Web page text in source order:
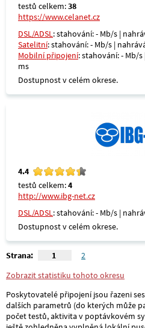
testů celkem:38
https://www.celanet.cz
DSL/ADSL: stahování: - Mb/s |
Satelitní: stahování: - Mb/s |
Mobilní připojení: stahování: - Mb/
ms
Dostupnost v celém okrese.
4.4
testů celkem:4
http://www.ibg-net.cz
DSL/ADSL: stahování: - Mb/s |
Dostupnost v celém okrese.
Strana: 1
2
Zobrazit statistiku tohoto okresu
Poskytovatelé připojení jsou řazeni
dalších parametrů (do kterých může
počet testů, aktivita v poptávkovém